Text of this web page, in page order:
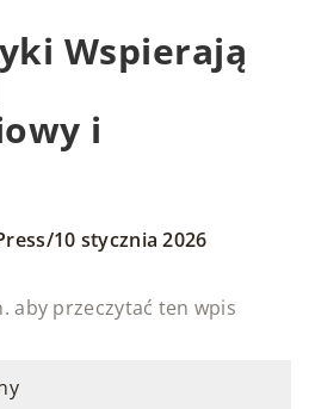
Wspierają
i
/10 stycznia 2026
aby przeczytać ten wpis